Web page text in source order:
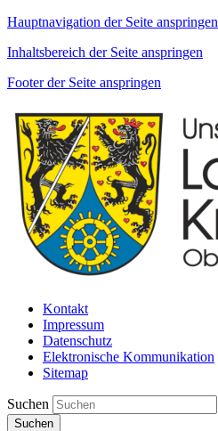
Hauptnavigation der Seite anspringen
Inhaltsbereich der Seite anspringen
Footer der Seite anspringen
Kontakt
Impressum
Datenschutz
Elektronische Kommunikation
Sitemap
Suchen
Suchen